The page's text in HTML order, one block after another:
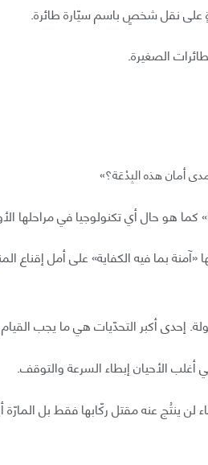
على نقل شخصٍ باسم سيّارة طائرة.
الصغيرة.
أمان هذه البِدْعَة؟»
كما هو حال أي تكنولوجيا في مراحلها
«آمنة بما فيه الكفاية» على أمل
إحدى أكبر التحدّيات هي ما يجب القيام
أغلب الأحيان إبطاء السرعة والتوقف.
لن ينتُج عنه مقتل ركّابها فقط بل المارّة